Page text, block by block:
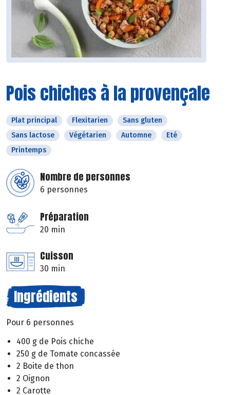
Pois chiches à la provençale
Plat principal Flexitarien
Sans gluten
Sans lactose
Végétarien Automne
Eté
Printemps
Nombre de personnes
6 personnes
Préparation
20 min
Cuisson
30 min
Ingrédients
Pour 6 personnes
400 g de Pois chiche
250 g de Tomate concassée
2 Boite de thon
2 Oignon
2 Carotte